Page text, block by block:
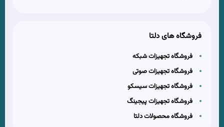
فروشگاه های دلتا
فروشگاه تجهیزات شبکه
فروشگاه تجهیزات صوتی
فروشگاه تجهیزات سیسکو
فروشگاه تجهیزات پیجینگ
فروشگاه محصولات دلتا